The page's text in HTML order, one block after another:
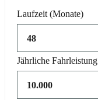
Laufzeit (Monate)
Jährliche Fahrleistung